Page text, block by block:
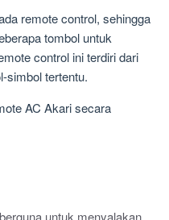
remote control, sehingga
tombol untuk
control ini terdiri dari
simbol tertentu.
AC Akari secara
untuk menyalakan